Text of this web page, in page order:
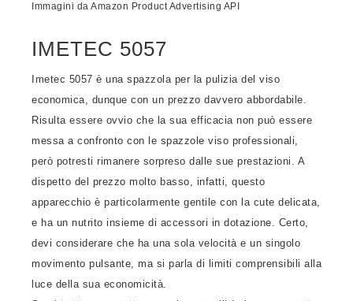
Immagini da Amazon Product Advertising API
IMETEC 5057
Imetec 5057 è una spazzola per la pulizia del viso
economica, dunque con un prezzo davvero abbordabile.
Risulta essere ovvio che la sua efficacia non può essere
messa a confronto con le spazzole viso professionali,
però potresti rimanere sorpreso dalle sue prestazioni. A
dispetto del prezzo molto basso, infatti, questo
apparecchio è particolarmente gentile con la cute delicata,
e ha un nutrito insieme di accessori in dotazione. Certo,
devi considerare che ha una sola velocità e un singolo
movimento pulsante, ma si parla di limiti comprensibili alla
luce della sua economicità.